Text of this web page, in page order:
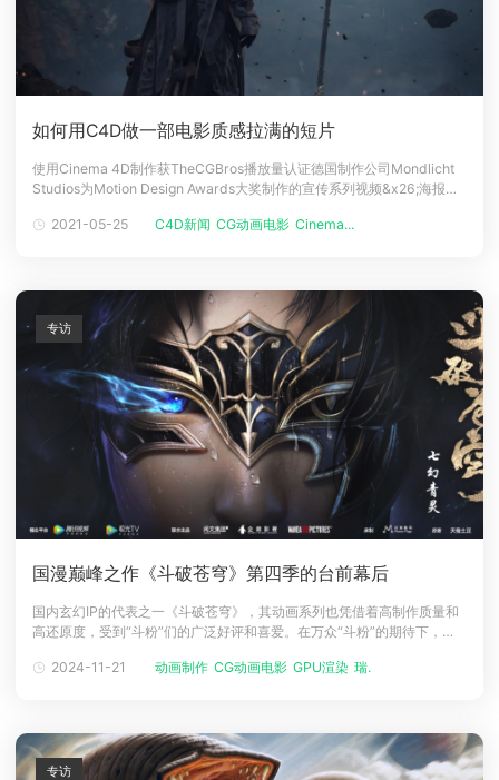
如何用C4D做一部电影质感拉满的短片
使用Cinema 4D制作获TheCGBros播放量认证德国制作公司Mondlicht
Studios为Motion Design Awards大奖制作的宣传系列视频&x26;海报
织的神秘故事《Elevation》海报TheCGBros播放量认证Motion Des
2021-05-25 C4D新闻 CG动画电影 Cinema...
国漫巅峰之作《斗破苍穹》第四季的台前幕后
国内玄幻IP的代表之一《斗破苍穹》，其动画系列也凭借着高制作质量和
高还原度，受到“斗粉”们的广泛好评和喜爱。在万众“斗粉”的期待下，
穹》第四季由阅文集团、企鹅影视、万达影业联合出品，幻维数码制作，
2024-11-21 动画制作 CG动画电影 GPU渲染 瑞云渲染平台
专访
专访